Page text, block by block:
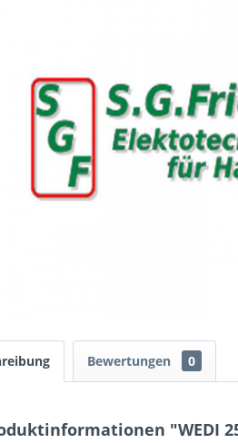
Bewertungen 0
"WEDI